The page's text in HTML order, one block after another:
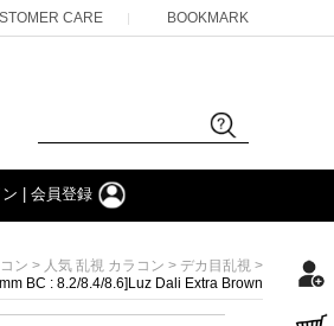
CARE | BOOKMARK
ン | 会員登録
ン > 人気 乱視 カラコン > デカ目乱視 >
BC : 8.2/8.4/8.6]Luz Dali Extra Brown